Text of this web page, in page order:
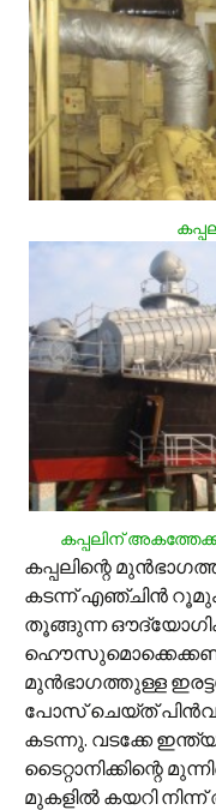
കപ്പലിന്
കപ്പലിന്റെ
കടന്ന് എഞ്ചിന്‍ റൂമും
തൂങ്ങുന്ന ഔദ്യോഗിക
ഹൌസുമൊക്കെക്കണ്ട്
മുന്‍ഭാഗത്തുള്ള
പോസ് ചെയ്ത്
കടന്നു. വടക്കേ
ടൈറ്റാനിക്കിന്റെ
മുകളില്‍ കയറി